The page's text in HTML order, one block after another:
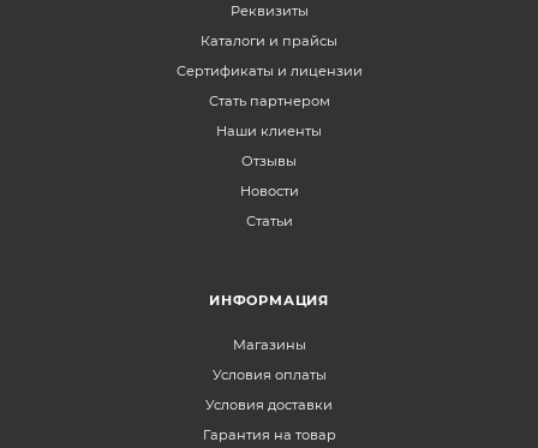
Реквизиты
Каталоги и прайсы
Сертификаты и лицензии
Стать партнером
Наши клиенты
Отзывы
Новости
Статьи
ИНФОРМАЦИЯ
Магазины
Условия оплаты
Условия доставки
Гарантия на товар